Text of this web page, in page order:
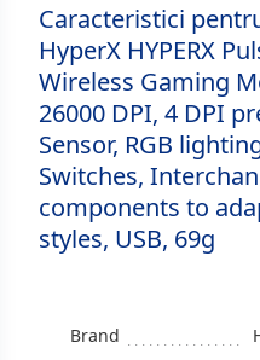
Caracteristici
HyperX HYPERX
Wireless Gaming
26000 DPI, 4 DPI
Sensor, RGB
Switches,
components to
styles, USB, 69g
Brand